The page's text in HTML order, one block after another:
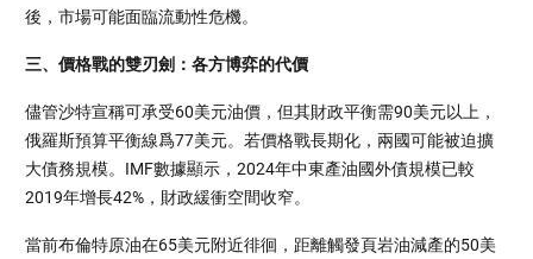
後，市場可能面臨流動性危機。
三、價格戰的雙刃劍：各方博弈的代價
儘管沙特宣稱可承受60美元油價，但其財政平衡需90美元以上，
俄羅斯預算平衡線爲77美元。若價格戰長期化，兩國可能被迫擴
大債務規模。IMF數據顯示，2024年中東產油國外債規模已較
2019年增長42%，財政緩衝空間收窄。
當前布倫特原油在65美元附近徘徊，距離觸發頁岩油減產的50美